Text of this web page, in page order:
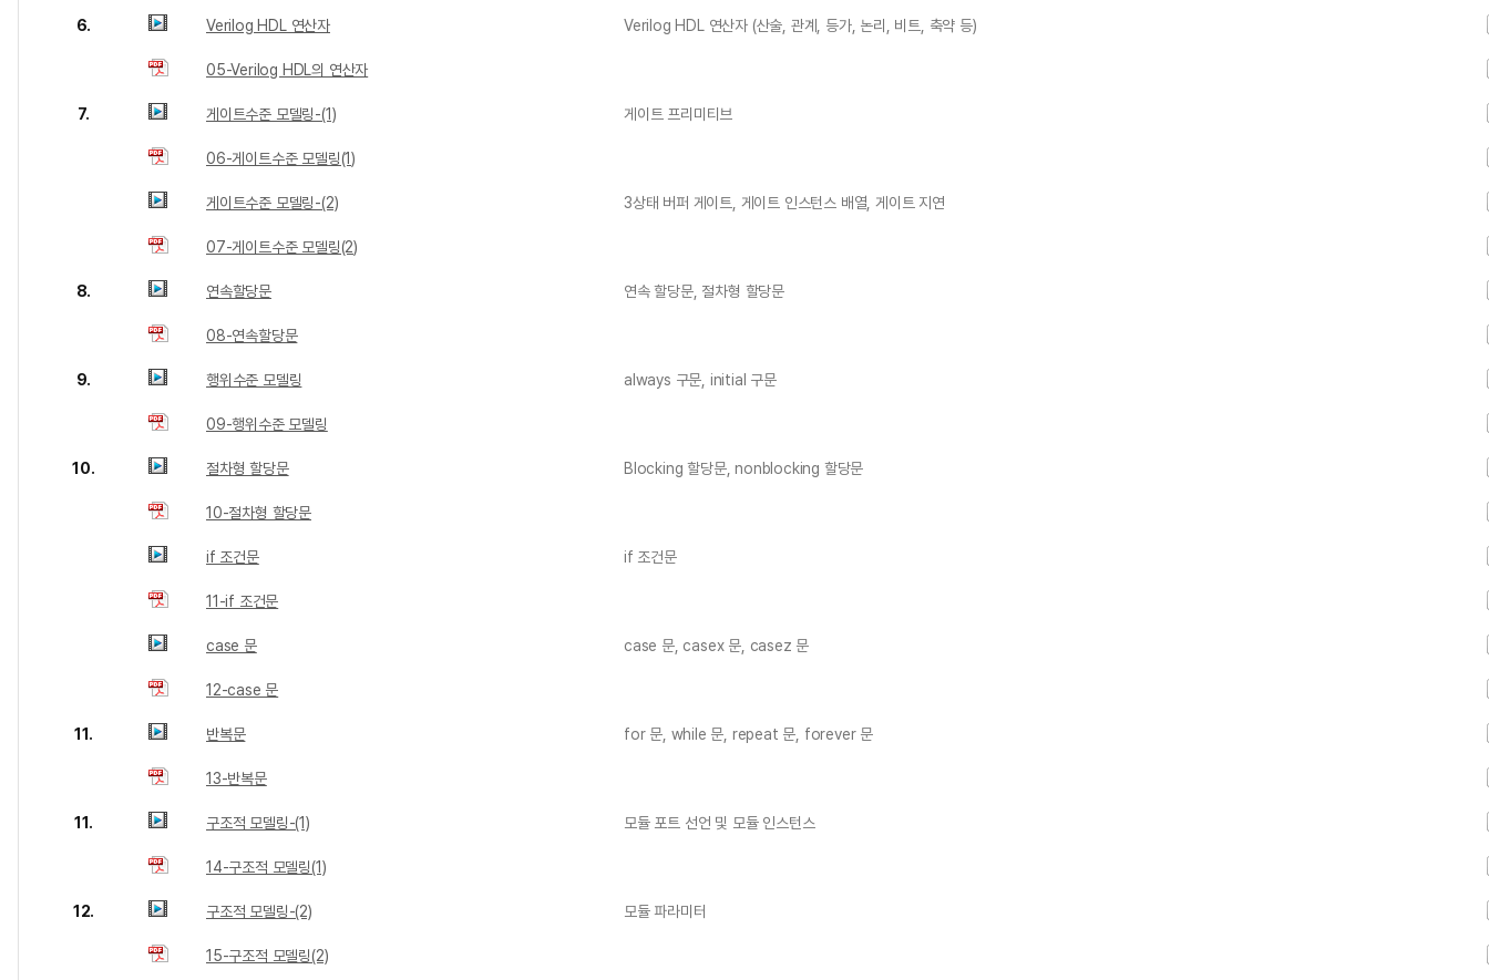
6. Verilog HDL 연산자 Verilog HDL 연산자 (산술, 관계, 등가, 논리, 비트, 축약 등)
05-Verilog HDL의 연산자
7. 게이트수준 모델링-(1) 게이트 프리미티브
06-게이트수준 모델링(1)
게이트수준 모델링-(2) 3상태 버퍼 게이트, 게이트 인스턴스 배열, 게이트 지연
07-게이트수준 모델링(2)
8. 연속할당문 연속 할당문, 절차형 할당문
08-연속할당문
9. 행위수준 모델링 always 구문, initial 구문
09-행위수준 모델링
10. 절차형 할당문 Blocking 할당문, nonblocking 할당문
10-절차형 할당문
if 조건문 if 조건문
11-if 조건문
case 문 case 문, casex 문, casez 문
12-case 문
11. 반복문 for 문, while 문, repeat 문, forever 문
13-반복문
11. 구조적 모델링-(1) 모듈 포트 선언 및 모듈 인스턴스
14-구조적 모델링(1)
12. 구조적 모델링-(2) 모듈 파라미터
15-구조적 모델링(2)